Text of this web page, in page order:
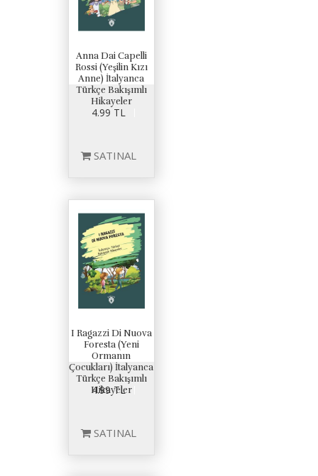
Anna Dai Capelli
Rossi (Yeşilin Kızı
Anne) İtalyanca
Türkçe Bakışımlı
Hikayeler
4.99 TL
SATINAL
I Ragazzi Di Nuova
Foresta (Yeni
Ormanın
Çocukları) İtalyanca
Türkçe Bakışımlı
Hikayeler
4.99 TL
SATINAL